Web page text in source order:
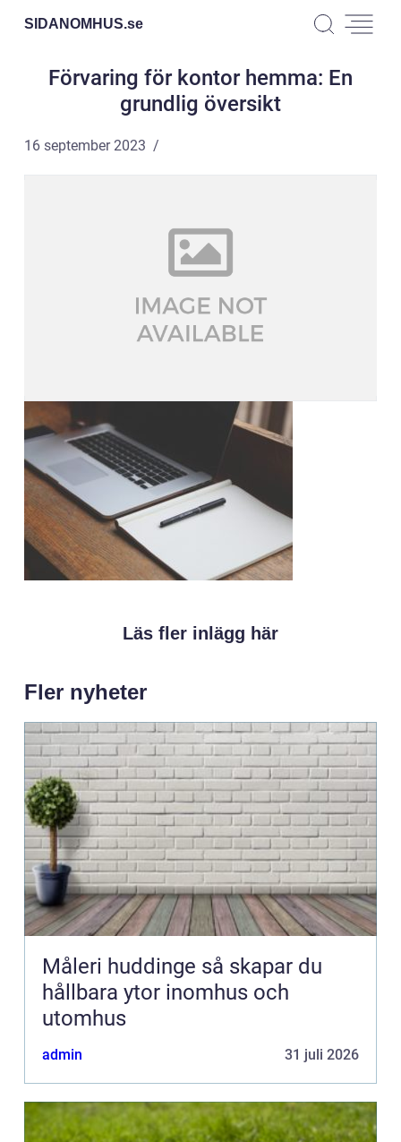
SIDANOMHUS.se
Förvaring för kontor hemma: En
grundlig översikt
16 september 2023
Läs fler inlägg här
Fler nyheter
Måleri huddinge så skapar du
hållbara ytor inomhus och
utomhus
admin 31 juli 2026